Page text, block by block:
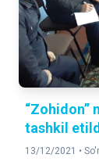
“Zohidon”
tashkil
13/12/2021 •